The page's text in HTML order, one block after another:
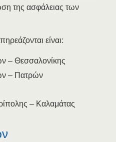
της ασφάλειας των
είναι:
– Θεσσαλονίκης
– Πατρών
– Καλαμάτας